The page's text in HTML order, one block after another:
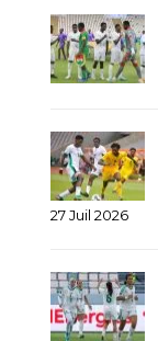
27 Juil 2026